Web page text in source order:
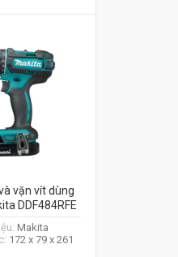
vặn vít dùng
DDF484RFE
Makita
172 x 79 x 261